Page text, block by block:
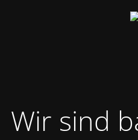
Wir sind